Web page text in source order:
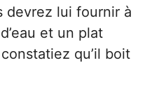
devrez lui fournir à
et un plat
qu’il boit